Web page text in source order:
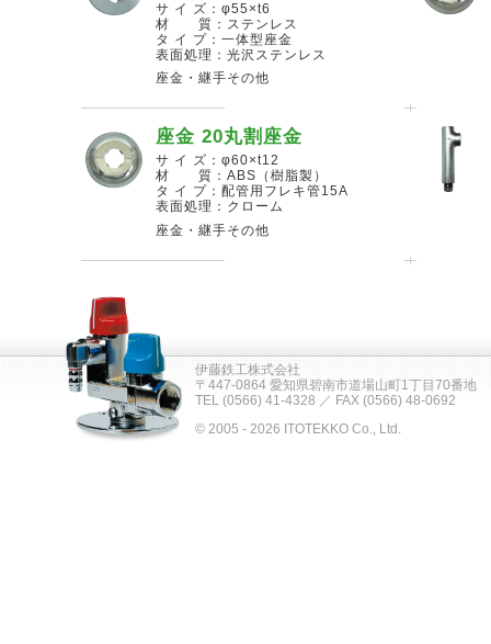
サ イ ズ：φ55×t6
材 質：ステンレス
タ イ プ：一体型座金
表面処理：光沢ステンレス
座金・継手その他
座金 20丸割座金
サ イ ズ：φ60×t12
材 質：ABS（樹脂製）
タ イ プ：配管用フレキ管15A
表面処理：クローム
座金・継手その他
伊藤鉄工株式会社
〒447-0864 愛知県碧南市道場山町1丁目70番地
TEL (0566) 41-4328 ／ FAX (0566) 48-0692
© 2005 - 2026 ITOTEKKO Co., Ltd.